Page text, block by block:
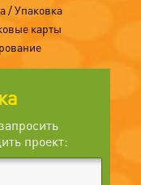
/ Упаковка
карты
проект: